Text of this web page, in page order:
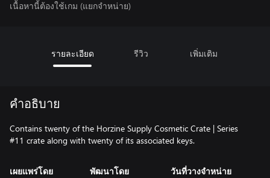
เนื้อหานี้ต้องใช้เกม (แยกจำหน่าย)
รายละเอียด รีวิว เพิ่มเติม
คำอธิบาย
Contains twenty of the Horzine Supply Cosmetic Crate | Series
#11 crate along with twenty of its associated keys.
เผยแพร่โดย พัฒนาโดย วันที่วางจำหน่าย